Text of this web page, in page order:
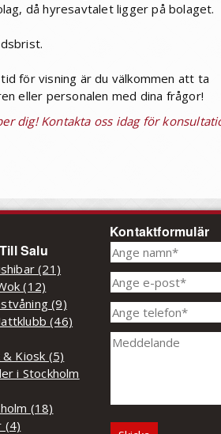
då hyresavtalet ligger på bolaget.
för visning är du välkommen att ta
eller personalen med dina frågor!
dig! Kontakta oss idag för
Salu
(21)
(12)
(9)
(46)
Kiosk (5)
i Stockholm
(18)
(4)
Kontaktformulär